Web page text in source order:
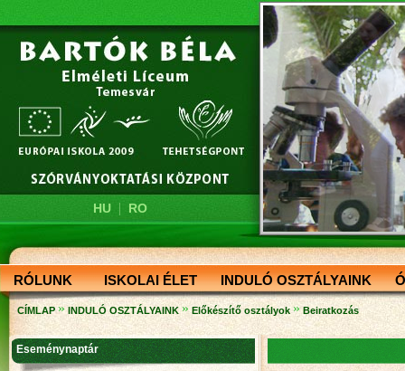
HU| RO
RÓLUNK ISKOLAI ÉLET INDULÓ OSZTÁLYAINK
CÍMLAP » INDULÓ OSZTÁLYAINK » Előkészítő osztályok » Beiratkozás
Eseménynaptár